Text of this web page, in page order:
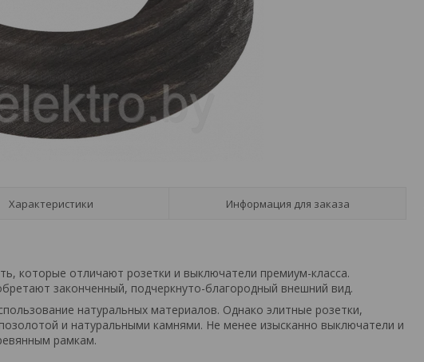
Характеристики Информация для заказа
которые отличают розетки и выключатели премиум-класса.
законченный, подчеркнуто-благородный внешний вид.
натуральных материалов. Однако элитные розетки,
и натуральными камнями. Не менее изысканно выключатели и
рамкам.